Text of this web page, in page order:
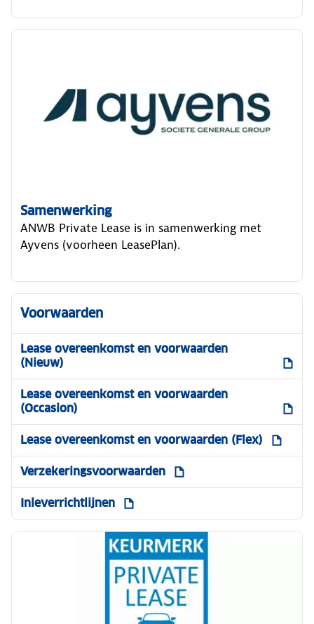
Samenwerking
ANWB Private Lease is in samenwerking met
Ayvens (voorheen LeasePlan).
Voorwaarden
Lease overeenkomst en voorwaarden
(Nieuw)
Lease overeenkomst en voorwaarden
(Occasion)
Lease overeenkomst en voorwaarden (Flex)
Verzekeringsvoorwaarden
Inleverrichtlijnen